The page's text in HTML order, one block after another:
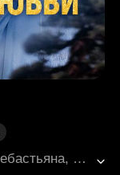
Годами Екатерина слепо любила Себастьяна, пока не узнала, что была лишь пешкой в его игре. Чтобы вызвать ревность у своей настоящей возлюбленной Оливии, он приказал Екатерине соблазнить Луи и разрушить его брак. Потрясённая предательством, Екатерина решает превратить ложь в правду и выходит замуж за Луи. Теперь Себастьяну остаётся лишь сожалеть о своём решении, но уже слишком поздно.